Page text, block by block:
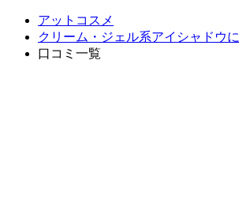
アットコスメ
クリーム・ジェル系アイシャドウに
口コミ一覧